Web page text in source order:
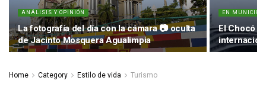
ANÁLISIS Y OPINIÓN
La fotografía del día con la cámara 📷 oculta
de Jacinto Mosquera Agualimpia
EN
El Chocó
Home Category Estilo de vida Turismo